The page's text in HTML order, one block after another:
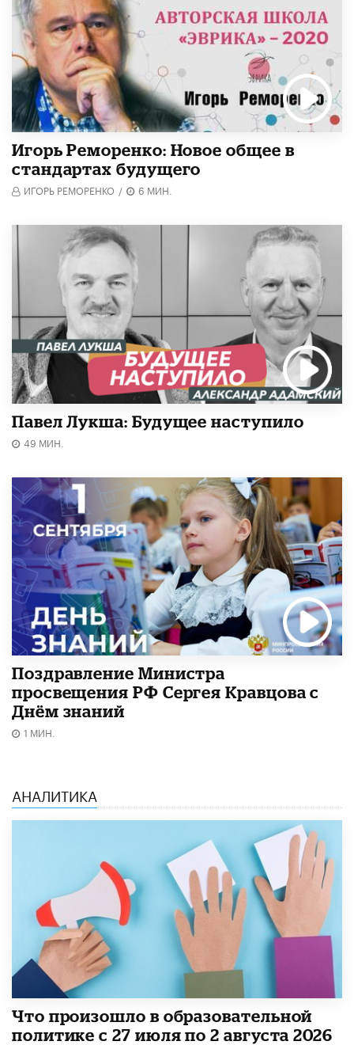
Игорь Реморенко: Новое общее в
стандартах будущего
ИГОРЬ РЕМОРЕНКО / 6 МИН.
Павел Лукша: Будущее наступило
49 МИН.
Поздравление Министра
просвещения РФ Сергея Кравцова с
Днём знаний
1 МИН.
АНАЛИТИКА
​Что произошло в образовательной
политике с 27 июля по 2 августа 2026